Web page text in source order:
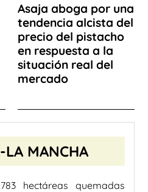
Asaja aboga por una
tendencia alcista del
precio del pistacho
en respuesta a la
situación real del
mercado
LA MANCHA
hectáreas quemadas